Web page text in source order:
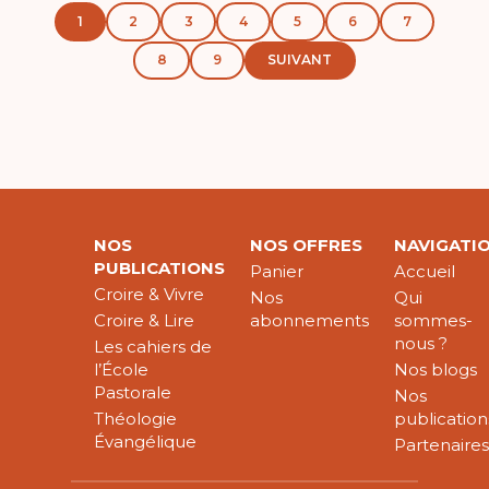
1 2 3 4 5 6 7
8 9 SUIVANT
NOS
PUBLICATIONS
Croire & Vivre
Croire & Lire
Les cahiers de
l’École
Pastorale
Théologie
Évangélique
NOS OFFRES
Panier
Nos
abonnements
Accueil
Qui
sommes-
nous ?
Nos blogs
Nos
Partenaires